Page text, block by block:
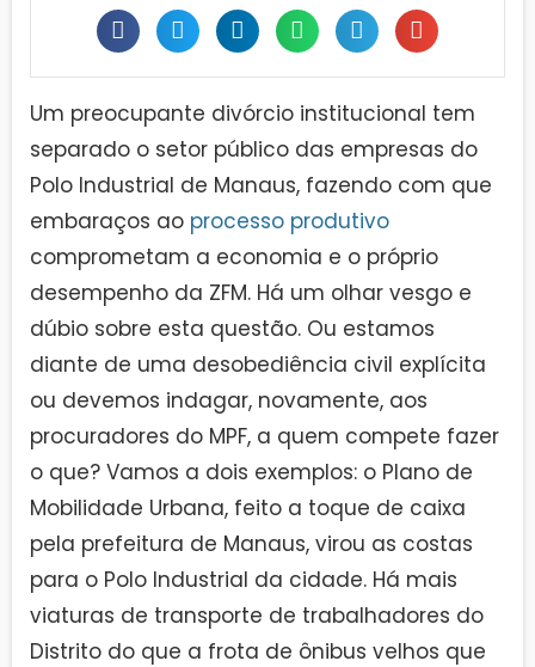
Um preocupante divórcio institucional tem
separado o setor público das empresas do
Polo Industrial de Manaus, fazendo com que
embaraços ao processo produtivo
comprometam a economia e o próprio
desempenho da ZFM. Há um olhar vesgo e
dúbio sobre esta questão. Ou estamos
diante de uma desobediência civil explícita
ou devemos indagar, novamente, aos
procuradores do MPF, a quem compete fazer
o que? Vamos a dois exemplos: o Plano de
Mobilidade Urbana, feito a toque de caixa
pela prefeitura de Manaus, virou as costas
para o Polo Industrial da cidade. Há mais
viaturas de transporte de trabalhadores do
Distrito do que a frota de ônibus velhos que